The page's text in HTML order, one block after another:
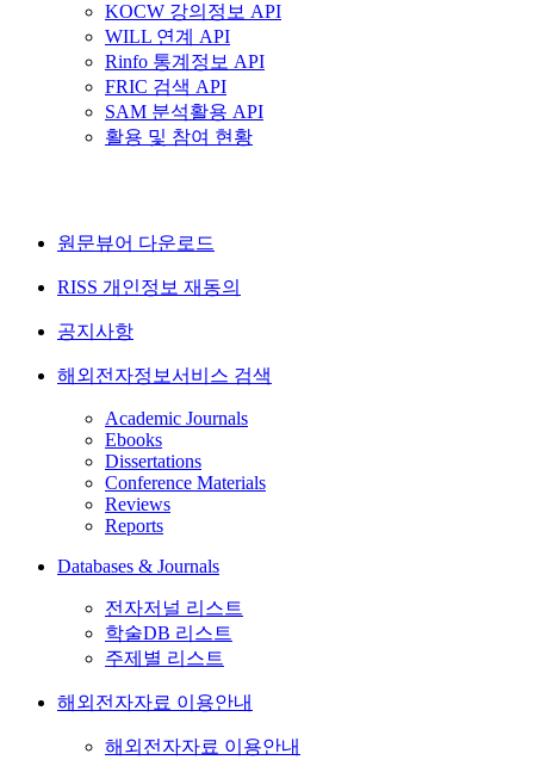
KOCW 강의정보 API
WILL 연계 API
Rinfo 통계정보 API
FRIC 검색 API
SAM 분석활용 API
활용 및 참여 현황
원문뷰어 다운로드
RISS 개인정보 재동의
공지사항
해외전자정보서비스 검색
Academic Journals
Ebooks
Dissertations
Conference Materials
Reviews
Reports
Databases & Journals
전자저널 리스트
학술DB 리스트
주제별 리스트
해외전자자료 이용안내
해외전자자료 이용안내